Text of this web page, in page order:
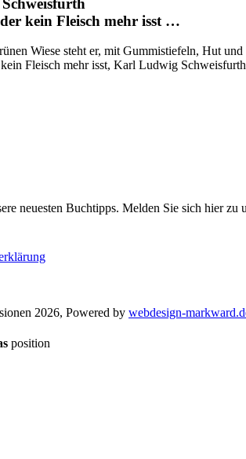
kein Fleisch mehr isst …
Wiese steht er, mit Gummistiefeln, Hut
Fleisch mehr isst, Karl Ludwig
neuesten Buchtipps. Melden Sie sich hier zu
2026, Powered by webdesign-
position